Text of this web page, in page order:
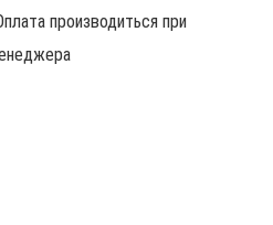
производиться при